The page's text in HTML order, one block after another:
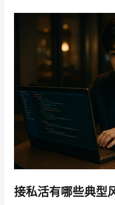
增长俱乐部
增长俱乐部
商家社区
合作共进
认证服务商
接私活有哪些典型